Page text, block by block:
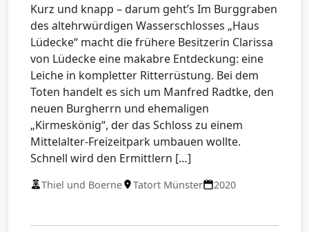
Kurz und knapp – darum geht’s Im Burggraben
des altehrwürdigen Wasserschlosses „Haus
Lüdecke“ macht die frühere Besitzerin Clarissa
von Lüdecke eine makabre Entdeckung: eine
Leiche in kompletter Ritterrüstung. Bei dem
Toten handelt es sich um Manfred Radtke, den
neuen Burgherrn und ehemaligen
„Kirmeskönig“, der das Schloss zu einem
Mittelalter-Freizeitpark umbauen wollte.
Schnell wird den Ermittlern […]
Thiel und Boerne Tatort Münster 2020